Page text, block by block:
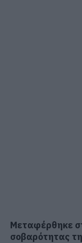
Μεταφέρθηκε
σοβαρότητας